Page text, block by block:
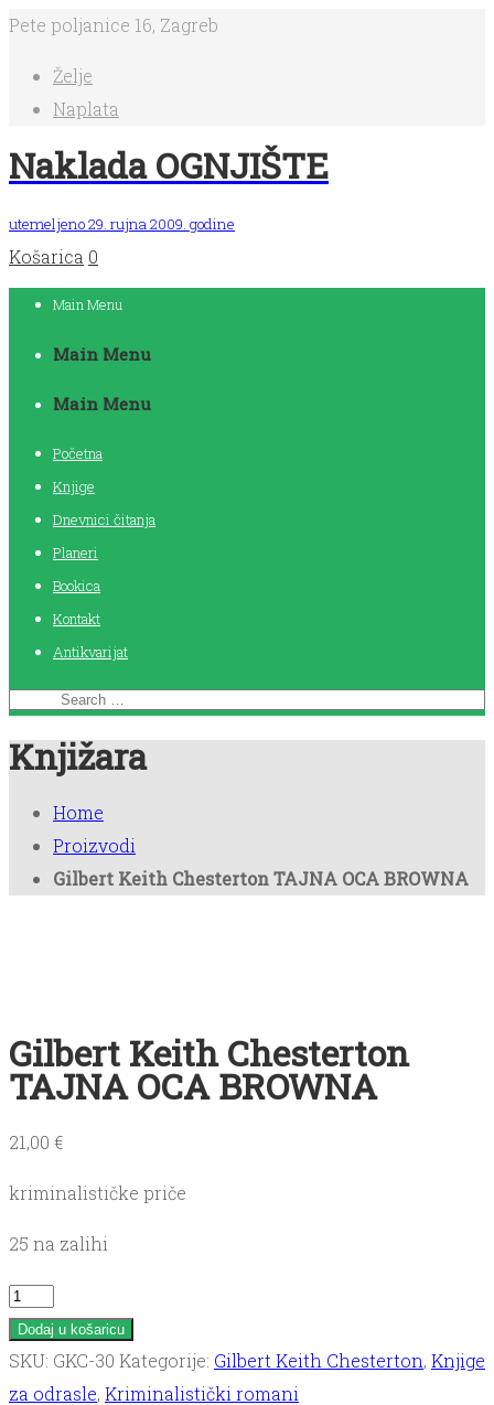
Pete poljanice 16, Zagreb
Želje
Naplata
Naklada OGNJIŠTE
utemeljeno 29. rujna 2009. godine
Košarica 0
Main Menu
Main Menu
Main Menu
Početna
Knjige
Dnevnici čitanja
Planeri
Bookica
Kontakt
Antikvarijat
Knjižara
Home
Proizvodi
Gilbert Keith Chesterton TAJNA OCA BROWNA
Gilbert Keith Chesterton
TAJNA OCA BROWNA
21,00 €
kriminalističke priče
25 na zalihi
Gilbert
Keith
Chesterton
TAJNA
Dodaj u košaricu
SKU: GKC-30 Kategorije: Gilbert Keith Chesterton, Knjige
za odrasle, Kriminalistički romani